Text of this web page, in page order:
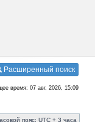
Расширенный поиск
время: 07 авг, 2026, 15:09
пояс: UTC + 3 часа